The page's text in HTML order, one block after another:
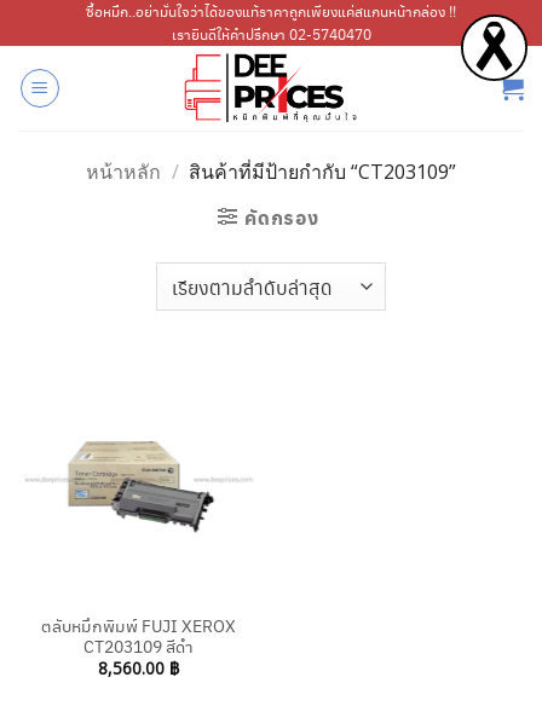
ไป
เนื้อหา
ซื้อหมึก..อย่ามั่นใจว่าได้ของแท้ราคาถูกเพียงแค่สแกนหน้ากล่อง !!
เรายินดีให้คำปรึกษา 02-5740470
หน้าหลัก / สินค้าที่มีป้ายกำกับ “CT203109”
คัดกรอง
ตลับหมึกพิมพ์ FUJI XEROX
CT203109 สีดำ
8,560.00 ฿